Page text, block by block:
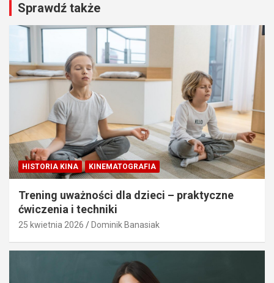
Sprawdź także
HISTORIA KINA KINEMATOGRAFIA
Trening uważności dla dzieci – praktyczne
ćwiczenia i techniki
25 kwietnia 2026 Dominik Banasiak